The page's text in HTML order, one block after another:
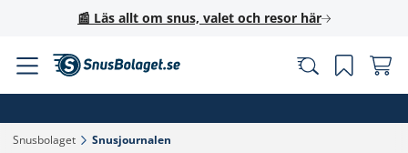
📰 Läs allt om snus, valet och resor här
Snusbolaget‎ Snusjournalen‎